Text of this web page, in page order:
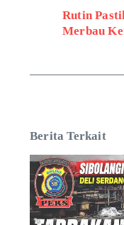
Rutin
Merbau
Berita Terkait